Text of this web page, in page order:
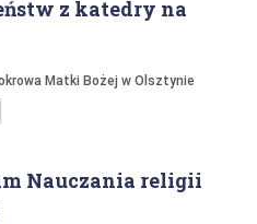
z katedry na
Nauczania religii